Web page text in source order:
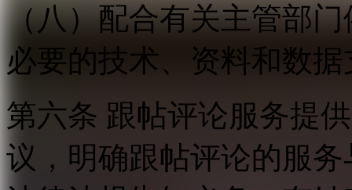
（八）配合有关主管部
必要的技术、资料和数
第六条 跟帖评论服务提
议，明确跟帖评论的服